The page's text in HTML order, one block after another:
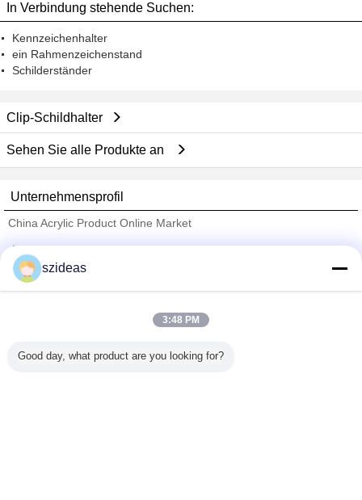
In Verbindung stehende Suchen:
Kennzeichenhalter
ein Rahmenzeichenstand
Schilderständer
Clip-Schildhalter
Sehen Sie alle Produkte an
Unternehmensprofil
China Acrylic Product Online Market
Trust Seal
Alle Produkte
szideas
3:48 PM
Good day, what product are you looking for?